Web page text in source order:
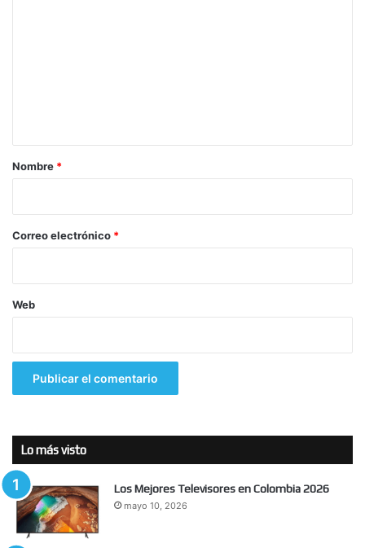
r
*
Nombre *
Correo electrónico *
Web
Lo más visto
Los Mejores Televisores en Colombia 2026
mayo 10, 2026